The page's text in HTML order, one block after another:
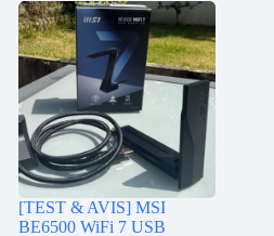
[TEST & AVIS] MSI
BE6500 WiFi 7 USB